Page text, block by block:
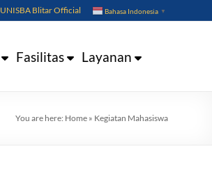
UNISBA Blitar Official Bahasa Indonesia ▼
Fasilitas Layanan
You are here: Home » Kegiatan Mahasiswa